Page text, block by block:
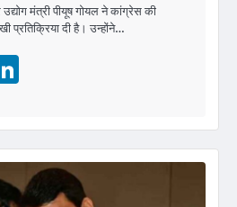
मंत्री पीयूष गोयल ने कांग्रेस की
प्रतिक्रिया दी है। उन्होंने…